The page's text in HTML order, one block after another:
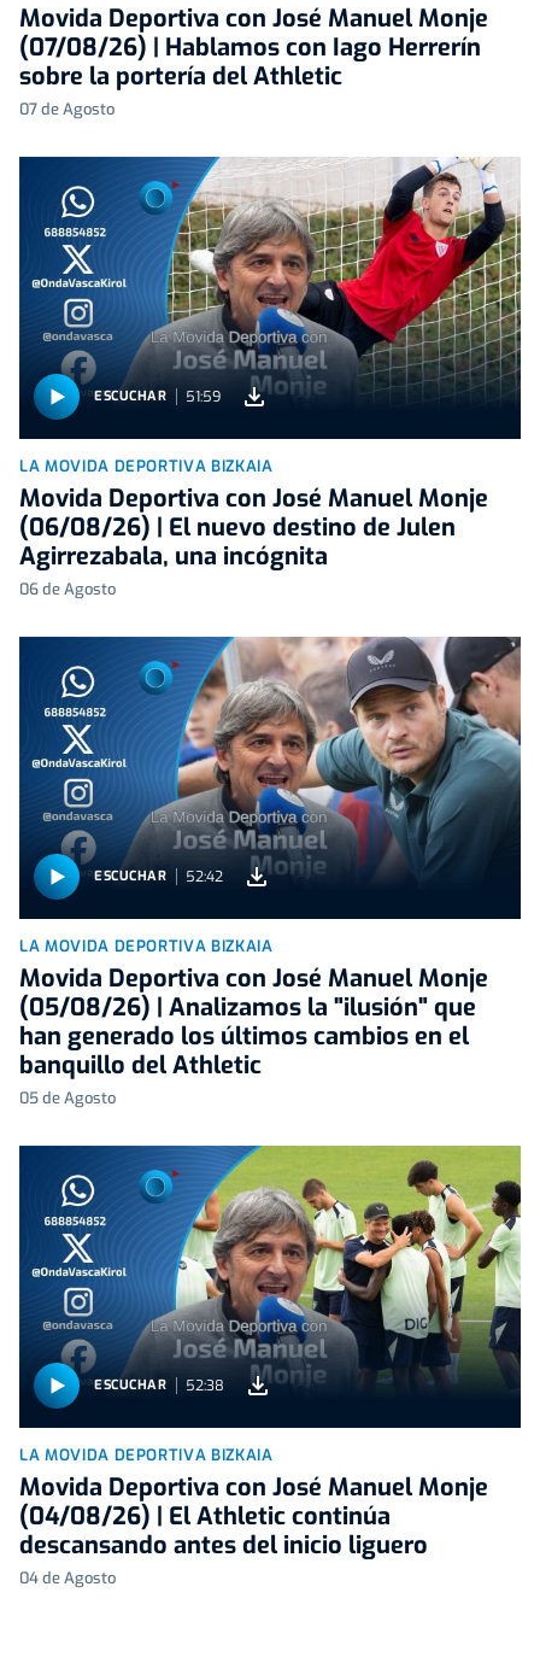
Movida Deportiva con José Manuel Monje
(07/08/26) | Hablamos con Iago Herrerín
sobre la portería del Athletic
07 de Agosto
ESCUCHAR 51:59
LA MOVIDA DEPORTIVA BIZKAIA
Movida Deportiva con José Manuel Monje
(06/08/26) | El nuevo destino de Julen
Agirrezabala, una incógnita
06 de Agosto
ESCUCHAR 52:42
LA MOVIDA DEPORTIVA BIZKAIA
Movida Deportiva con José Manuel Monje
(05/08/26) | Analizamos la "ilusión" que
han generado los últimos cambios en el
banquillo del Athletic
05 de Agosto
ESCUCHAR 52:38
LA MOVIDA DEPORTIVA BIZKAIA
Movida Deportiva con José Manuel Monje
(04/08/26) | El Athletic continúa
descansando antes del inicio liguero
04 de Agosto